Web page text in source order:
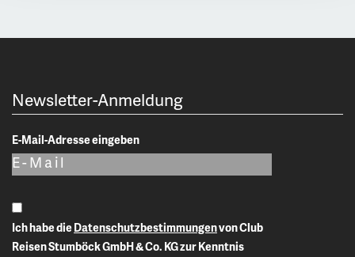
Newsletter-Anmeldung
E-Mail-Adresse eingeben
Ich habe dieDatenschutzbestimmungen
Reisen Stumböck GmbH & Co. KG zur Kenntnis